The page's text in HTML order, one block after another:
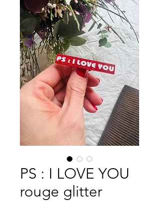
PS : I LOVE YOU
rouge glitter